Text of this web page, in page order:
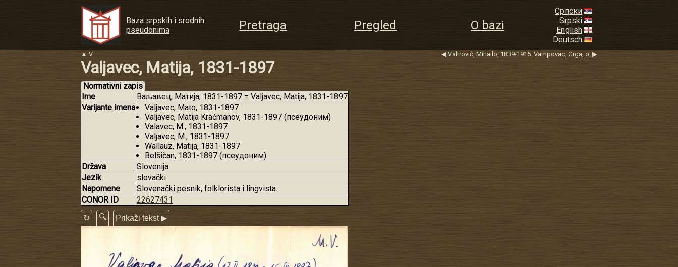
Baza srpskih i srodnih
pseudonima
Pretraga Pregled O bazi
Српски
Srpski
English
Deutsch
▲ V ◀ Valtrović, Mihailo, 1839-1915 Vampovac, Grga, o. ▶
Valjavec, Matija, 1831-1897
Normativni zapis
Ime
Ваљавец, Матија, 1831-1897 = Valjavec, Matija, 1831-1897
Varijante imena
Valjavec, Mato, 1831-1897
Valjavec, Matija Kračmanov, 1831-1897 (псеудоним)
Valavec, M., 1831-1897
Valjavec, M., 1831-1897
Wallauz, Matija, 1831-1897
Belšičan, 1831-1897 (псеудоним)
Država
Slovenija
Jezik
slovački
Napomene
Slovenački pesnik, folklorista i lingvista.
CONOR ID
22627431